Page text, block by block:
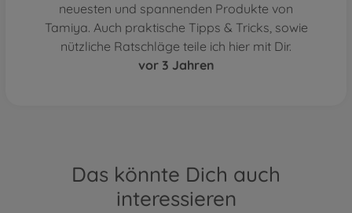
neuesten und spannenden Produkte von
Tamiya. Auch praktische Tipps & Tricks, sowie
nützliche Ratschläge teile ich hier mit Dir.
vor 3 Jahren
Das könnte Dich auch
interessieren